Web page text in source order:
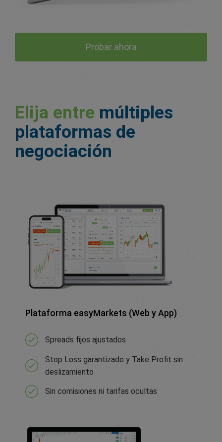
Probar ahora
Elija entre múltiples
plataformas de
negociación
Plataforma easyMarkets (Web y App)
Spreads fijos ajustados
Stop Loss garantizado y Take Profit sin
deslizamiento
Sin comisiones ni tarifas ocultas